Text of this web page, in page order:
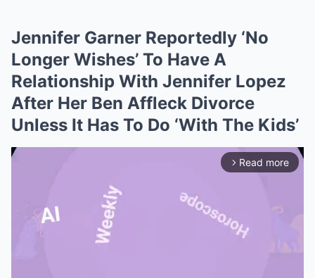
Jennifer Garner Reportedly ‘No
Longer Wishes’ To Have A
Relationship With Jennifer Lopez
After Her Ben Affleck Divorce
Unless It Has To Do ‘With The Kids’
arrow_forward_ios Read more